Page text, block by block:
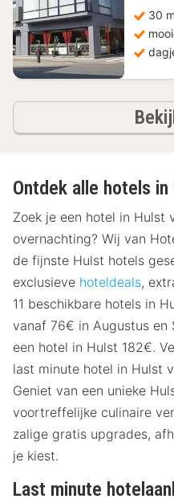
30
Ontdek alle hotels in
Zoek je een hotel in Hulst
overnachting? Wij van
de fijnste Hulst hotels
exclusieve hoteldeals,
11 beschikbare hotels in
vanaf 76€ in Augustus en
een hotel in Hulst 182€.
last minute hotel in Hulst
Geniet van een unieke
voortreffelijke culinaire
zalige gratis upgrades,
je kiest.
Last minute